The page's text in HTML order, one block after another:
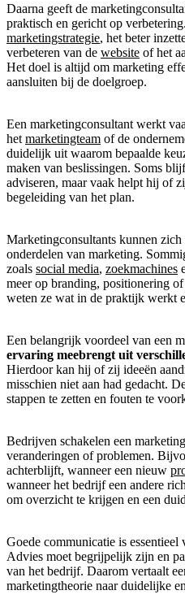
Daarna geeft de
praktisch en gericht op
marketingstrategie, het beter
verbeteren van de website of het
Het doel is altijd om marketing
aansluiten bij de doelgroep.
Een marketingconsultant werkt
het marketingteam of de
duidelijk uit waarom bepaalde
maken van beslissingen. Soms
adviseren, maar vaak helpt hij of
begeleiding van het plan.
Marketingconsultants kunnen
onderdelen van marketing.
zoals social media, zoekmachines
meer op branding, positionering of
weten ze wat in de praktijk werkt
Een belangrijk voordeel van een
ervaring meebrengt uit
Hierdoor kan hij of zij ideeën
misschien niet aan had gedacht.
stappen te zetten en fouten te
Bedrijven schakelen een
veranderingen of problemen.
achterblijft, wanneer een nieuw
wanneer het bedrijf een andere
om overzicht te krijgen en een
Goede communicatie is
Advies moet begrijpelijk zijn en
van het bedrijf. Daarom vertaalt
marketingtheorie naar duidelijke